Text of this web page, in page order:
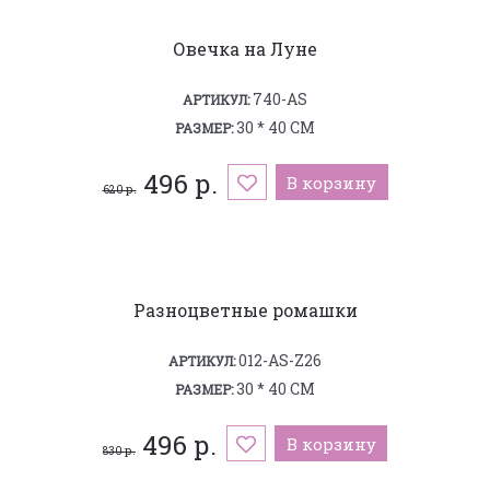
Овечка на Луне
АРТИКУЛ:740-AS
РАЗМЕР:30 * 40 СМ
620 р.496 р. В корзину
Разноцветные ромашки
АРТИКУЛ:012-AS-Z26
РАЗМЕР:30 * 40 СМ
830 р. 496 р. В корзину